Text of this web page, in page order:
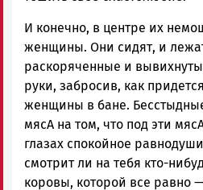
И конечно, в центре их
женщины. Они сидят, и
раскоряченные и
руки, забросив, как
женщины в бане.
мясА на том, что под эти
глазах спокойное
смотрит ли на тебя кто-
коровы, которой все равно